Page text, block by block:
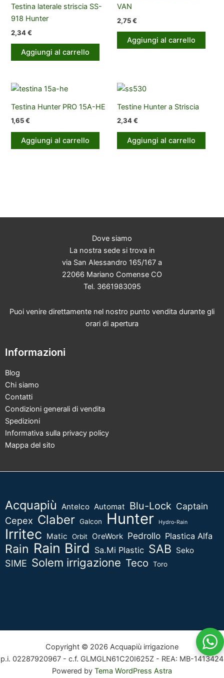
Testina laterale striscia SS-
918 Hunter
2,34€
Aggiungi al carrello
VAN
2,75€
Aggiungi al carrello
Testina Hunter PRO 15A-HE
1,65€
Aggiungi al carrello
Testine Hunter a Striscia
2,34€
Aggiungi al carrello
Dove siamo
La nostra sede si trova in
via San Alessandro 165/167 a
22066 Mariano Comense CO
Tel. 3661983095
Puoi venire direttamente nel nostro punto vendita durante gli
orari di apertura
Informazioni
Blog
Chi siamo
Contatti
Condizioni generali di vendita
Spedizioni
Informativa sulla privacy policy
Mappa del sito
Acquapiù Antelco Automat Blu-Lock Captain
Cepex Claber Galcon Hunter Hydro-Rain
Irritec Matic Orbit OreWork Pedrollo Plastica Alfa
Rain Rain Bird Sa.Mi Plastic SAB Seko
SIME Solem irrigazione Teco Toro
Copyright © 2026 Acquapiù irrigazione
p.i. 02287920967 - c.f. GLMGLN61C20I625Z - REA: MB-1413424
Powered by Tema WordPress Astra